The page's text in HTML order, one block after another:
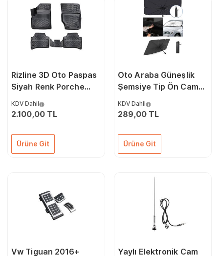
Rizline 3D Oto Paspas
Siyah Renk Porche
ile uyumlu
KDV Dahil
2.100,00 TL
Ürüne Git
Oto Araba Güneşlik
Şemsiye Tip Ön Cam
Katlanabilir 140cm X
KDV Dahil
289,00 TL
Ürüne Git
Vw Tiguan 2016+
Yaylı Elektronik Cam